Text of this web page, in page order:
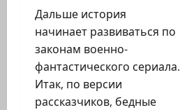
Дальше история
начинает развиваться по
законам военно-
фантастического сериала.
Итак, по версии
рассказчиков, бедные